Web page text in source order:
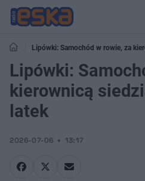
Lipówki: Samochód w rowie, za
Lipówki:
kierownicą
latek
2026-07-06 13:17